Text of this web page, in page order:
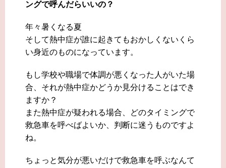
ングで呼んだらいいの？
年々暑くなる夏
そして熱中症が誰に起きてもおかしくないくら
い身近のものになっています。
もし学校や職場で体調が悪くなった人がいた場
合、それが熱中症かどうか見分けることはでき
ますか？
また熱中症が疑われる場合、どのタイミングで
救急車を呼べばよいか、判断に迷うものですよ
ね。
ちょっと気分が悪いだけで救急車を呼ぶなんて